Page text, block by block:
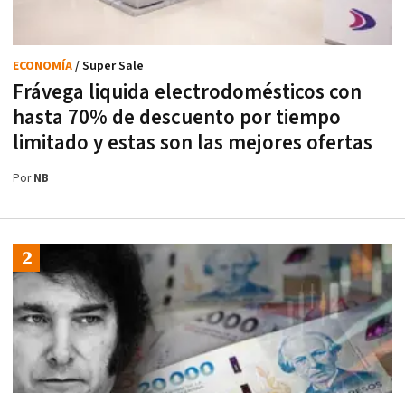
Frávega liquida electrodomésticos con
hasta 70% de descuento por tiempo
limitado y estas son las mejores ofertas
ECONOMÍA/ Super Sale
PorNB